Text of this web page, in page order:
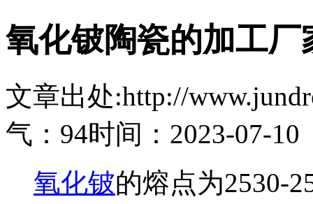
氧化铍陶瓷的加工厂
文章出处:http://
气：94时间：2023-07-10
氧化铍的熔点为2530-